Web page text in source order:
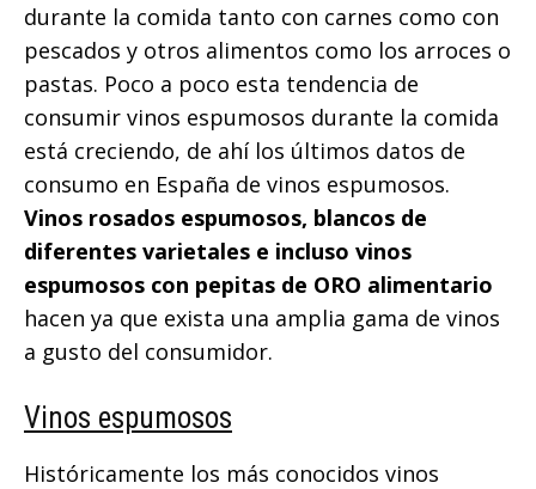
durante la comida tanto con carnes como con
pescados y otros alimentos como los arroces o
pastas. Poco a poco esta tendencia de
consumir vinos espumosos durante la comida
está creciendo, de ahí los últimos datos de
consumo en España de vinos espumosos.
Vinos rosados espumosos, blancos de
diferentes varietales e incluso vinos
espumosos con pepitas de ORO alimentario
hacen ya que exista una amplia gama de vinos
a gusto del consumidor.
Vinos espumosos
Históricamente los más conocidos vinos